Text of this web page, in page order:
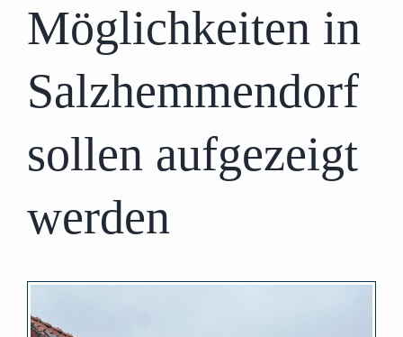
Möglichkeiten in
Salzhemmendorf
sollen aufgezeigt
werden
grösseres